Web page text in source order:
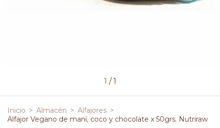
1 /1
Inicio > Almacén > Alfajores >
Alfajor Vegano de maní, coco y chocolate x 50grs. Nutriraw